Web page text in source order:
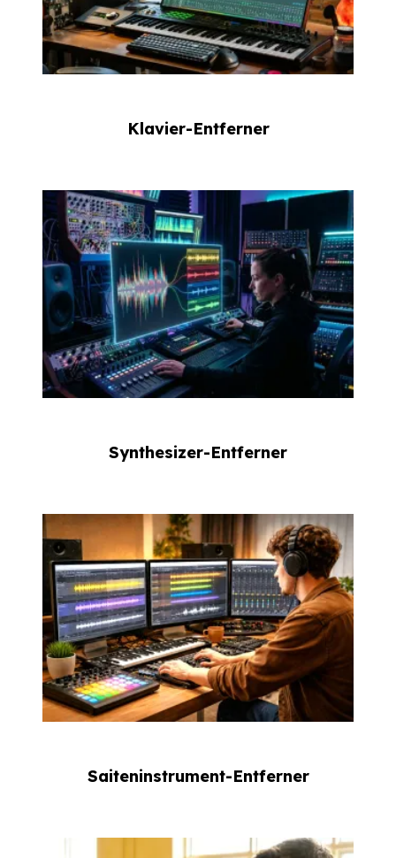
Klavier-Entferner
Synthesizer-Entferner
Saiteninstrument-Entferner